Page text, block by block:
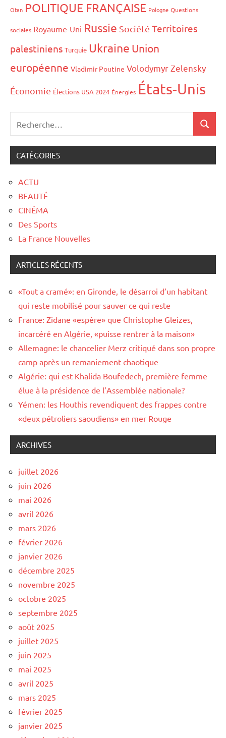
Otan POLITIQUE FRANÇAISE Pologne Questions
sociales Royaume-Uni Russie Société Territoires
palestiniens Turquie Ukraine Union
européenne Vladimir Poutine Volodymyr Zelensky
Économie Élections USA 2024 Énergies États-Unis
CATÉGORIES
ACTU
BEAUTÉ
CINÉMA
Des Sports
La France Nouvelles
ARTICLES RÉCENTS
«Tout a cramé»: en Gironde, le désarroi d’un habitant
qui reste mobilisé pour sauver ce qui reste
France: Zidane «espère» que Christophe Gleizes,
incarcéré en Algérie, «puisse rentrer à la maison»
Allemagne: le chancelier Merz critiqué dans son propre
camp après un remaniement chaotique
Algérie: qui est Khalida Boufedech, première femme
élue à la présidence de l’Assemblée nationale?
Yémen: les Houthis revendiquent des frappes contre
«deux pétroliers saoudiens» en mer Rouge
ARCHIVES
juillet 2026
juin 2026
mai 2026
avril 2026
mars 2026
février 2026
janvier 2026
décembre 2025
novembre 2025
octobre 2025
septembre 2025
août 2025
juillet 2025
juin 2025
mai 2025
avril 2025
mars 2025
février 2025
janvier 2025